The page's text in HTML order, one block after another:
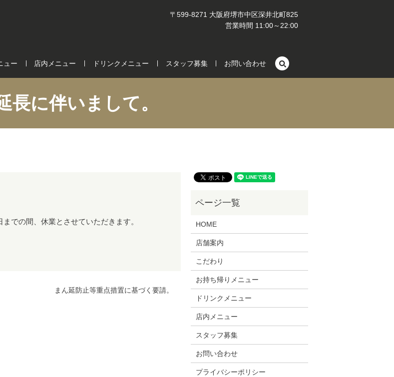
〒599-8271 大阪府堺市中区深井北町825
営業時間 11:00～22:00
ュー 店内メニュー ドリンクメニュー スタッフ募集 お問い合わせ
長に伴いまして。
での間、休業とさせていただきます。
まん延防止等重点措置に基づく要請。
HOME
店舗案内
こだわり
お持ち帰りメニュー
ドリンクメニュー
店内メニュー
スタッフ募集
お問い合わせ
プライバシーポリシー